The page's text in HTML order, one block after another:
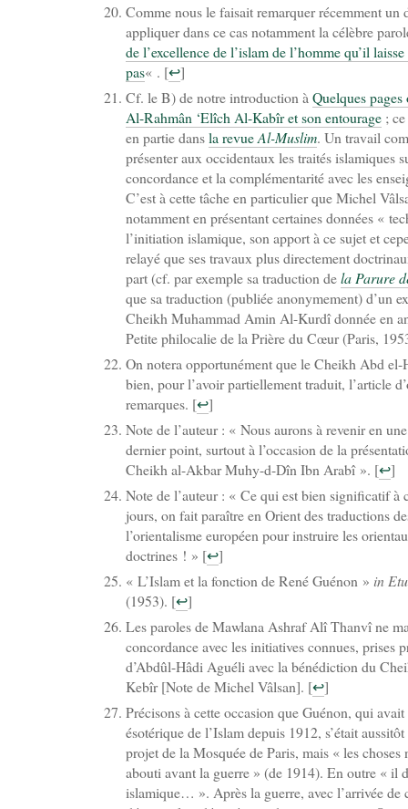
Comme nous le faisait remarquer récemment un
appliquer dans ce cas notamment la célèbre
de l’excellence de l’islam de l’homme qu’il
pas« . [↩]
Cf. le B) de notre introduction à Quelques
Al-Rahmân ‘Elîch Al-Kabîr et son entourage; ce
en partie dansla revueAl-Muslim. Un travail
présenter aux occidentaux les traités islamiques
concordance et la complémentarité avec les
C’est à cette tâche en particulier que Michel
notamment en présentant certaines données «
l’initiation islamique, son apport à ce sujet et
relayé que ses travaux plus directement
part (cf. par exemple sa traduction dela Parure
que sa traduction (publiée anonymement) d’un
Cheikh Muhammad Amin Al-Kurdî donnée en
Petite philocalie de la Prière du Cœur (Paris,
On notera opportunément que le Cheikh Abd
bien, pour l’avoir partiellement traduit, l’article
remarques. [↩]
Note de l’auteur : « Nous aurons à revenir en
dernier point, surtout à l’occasion de la
Cheikh al-Akbar Muhy-d-Dîn Ibn Arabî ». [↩]
Note de l’auteur : « Ce qui est bien significatif à
jours, on fait paraître en Orient des traductions
l’orientalisme européen pour instruire les
doctrines ! » [↩]
« L’Islam et la fonction de René Guénon » in
(1953). [↩]
Les paroles de Mawlana Ashraf Alî Thanvî ne
concordance avec les initiatives connues, prises
d’Abdûl-Hâdi Aguéli avec la bénédiction du
Kebîr [Note de Michel Vâlsan]. [↩]
Précisons à cette occasion que Guénon, qui
ésotérique de l’Islam depuis 1912, s’était
projet de la Mosquée de Paris, mais « les choses
abouti avant la guerre » (de 1914). En outre « il
islamique… ». Après la guerre, avec l’arrivée de